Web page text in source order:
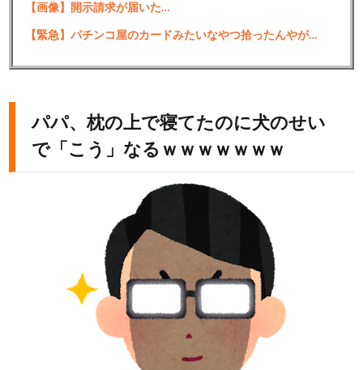
【画像】開示請求が届いた…
【緊急】パチンコ屋のカードみたいなやつ拾ったんやが…
パパ、枕の上で寝てたのに犬のせい
で「こう」なるｗｗｗｗｗｗｗ